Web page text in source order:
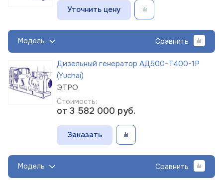
Уточнить цену
Модель Сравнить
Дизельный генератор АД500-Т400-1Р
(Yuchai)
ЭТРО
Стоимость:
от 3 582 000 руб.
Заказать
Модель Сравнить